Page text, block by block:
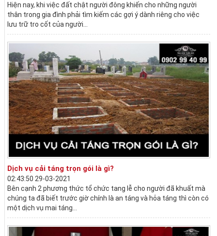
Hiện nay, khi việc đất chật người đông khiến cho những người
thân trong gia đình phải tìm kiếm các gợi ý dành riêng cho việc
lưu trữ tro cốt của người...
Dịch vụ cải táng trọn gói là gì?
02:43:50 29-03-2021
Bên cạnh 2 phương thức tổ chức tang lễ cho người đã khuất mà
chúng ta đã biết trước giờ chính là an táng và hỏa táng thì còn có
một dịch vụ mai táng...